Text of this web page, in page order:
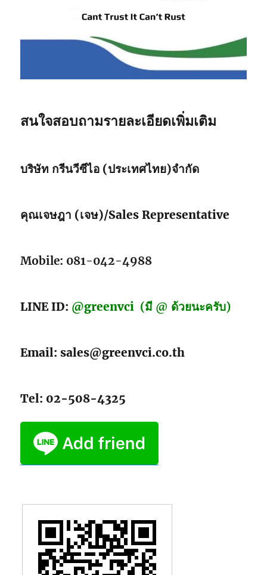
สนใจสอบถามรายละเอียดเพิ่มเติม
บริษัท กรีนวีซีไอ (ประเทศไทย)จำกัด
คุณเจษฎา (เจษ)/Sales Representative
Mobile: 081-042-4988
LINE ID: @greenvci (มี @ ด้วยนะครับ)
Email: sales@greenvci.co.th
Tel: 02-508-4325